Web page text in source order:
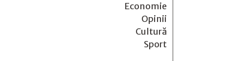
Economie
Opinii
Cultură
Sport